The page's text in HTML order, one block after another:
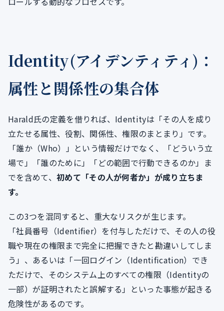
Identity(アイデンティティ)：
属性と関係性の集合体
Harald氏の定義を借りれば、Identityは「その人を成り
立たせる属性、役割、関係性、権限のまとまり」です。
「誰か（Who）」という情報だけでなく、「どういう立
場で」「誰のために」「どの範囲で行動できるのか」ま
でを含めて、 初めて「その人が何者か」が成り立ちま
す。
この3つを混同すると、重大なリスクが生じます。
「社員番号（Identifier）を付与しただけで、その人の役
職や現在の権限まで完全に把握できたと勘違いしてしま
う」、あるいは「一回ログイン（Identification）でき
ただけで、そのシステム上のすべての権限（Identityの
一部）が証明されたと誤解する」といった事態が起きる
危険性があるのです。